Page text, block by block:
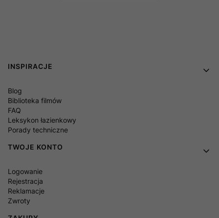
Linki w stopce
INSPIRACJE
Blog
Biblioteka filmów
FAQ
Leksykon łazienkowy
Porady techniczne
TWOJE KONTO
Logowanie
Rejestracja
Reklamacje
Zwroty